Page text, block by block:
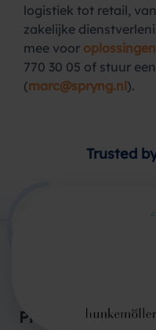
logistiek tot retail,
zakelijke
mee voor
770 30 05 of stuur
(marc@spryng.nl).
Trusted
Producten